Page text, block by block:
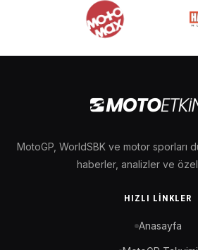
MotoGP, WorldSBK ve motor sporları
haberler, analizler ve
HIZLI LINKLER
Anasayfa